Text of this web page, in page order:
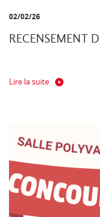
02/02/26
RECENSEMENT
Lire la suite